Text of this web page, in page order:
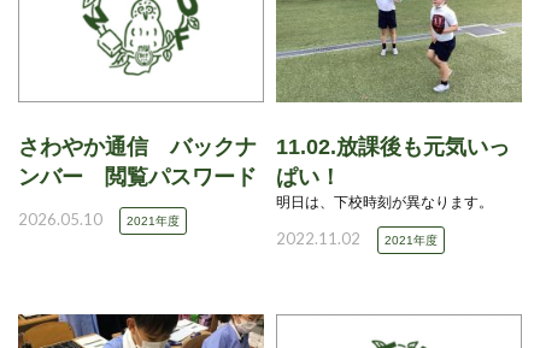
さわやか通信 バックナ
ンバー 閲覧パスワード
2026.05.10 2021年度
11.02.放課後も元気いっ
ぱい！
明日は、下校時刻が異なります。
2022.11.02 2021年度